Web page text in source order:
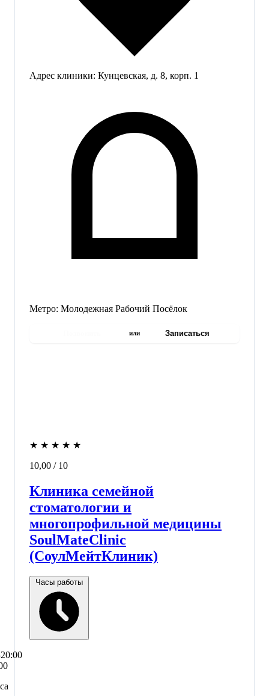
Адрес клиники: Кунцевская, д. 8, корп. 1
Метро: Молодежная Рабочий Посёлок
или Записаться
★ ★ ★ ★ ★
10,00 / 10
Клиника семейной
стоматологии и
многопрофильной медицины
SoulMateClinic
(СоулМейтКлиник)
Часы работы